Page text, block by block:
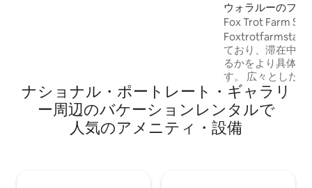
整ったキッチンなど、全体的に美しく装
飾されています。 ゲストをお迎えするの
は、チーズ、ビスケット、ワイン（赤、
白、スパークリング）、パン、牛乳、甘
ウォラルーのファ
イ
Fox Trot Farm
ら20分
Foxtrotfarmstay
ており、滞在中に
るかをより具体的
す。 広々とした
たバスタブを備
そして美しいオ
／ラウンジから
田園地帯の壮大な
ナショナル・ポートレート・ギャラリ
ー⁠周⁠辺⁠のバ⁠ケ⁠ー⁠シ⁠ョ⁠ン⁠レ⁠ン⁠タ⁠ル⁠で
人⁠気⁠のア⁠メ⁠ニ⁠テ⁠ィ⁠・⁠設⁠備